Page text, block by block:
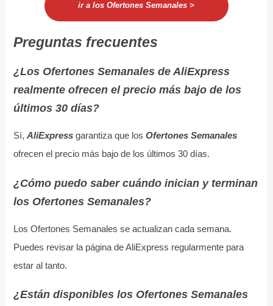
ir a los Ofertones Semanales >
Preguntas frecuentes
¿Los Ofertones Semanales de AliExpress
realmente ofrecen el precio más bajo de los
últimos 30 días?
Sí, AliExpressgarantiza que los Ofertones Semanales
ofrecen el precio más bajo de los últimos 30 días.
¿Cómo puedo saber cuándo inician y terminan
los Ofertones Semanales?
Los Ofertones Semanales se actualizan cada semana.
Puedes revisar la página de AliExpress regularmente para
estar al tanto.
¿Están disponibles los Ofertones Semanales